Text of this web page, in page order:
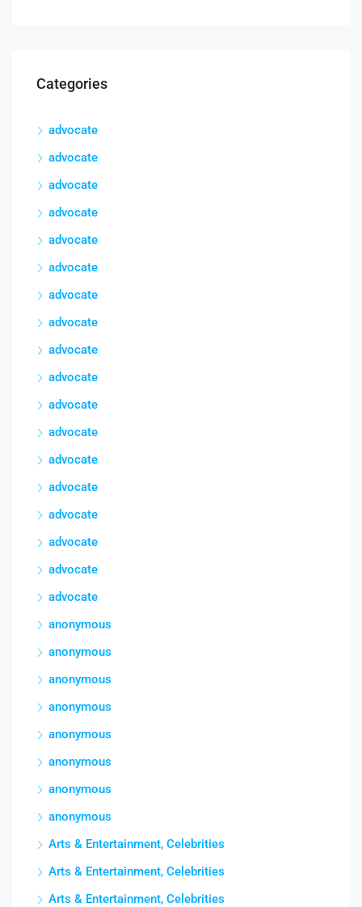
Categories
advocate
advocate
advocate
advocate
advocate
advocate
advocate
advocate
advocate
advocate
advocate
advocate
advocate
advocate
advocate
advocate
advocate
advocate
anonymous
anonymous
anonymous
anonymous
anonymous
anonymous
anonymous
anonymous
Arts & Entertainment, Celebrities
Arts & Entertainment, Celebrities
Arts & Entertainment, Celebrities